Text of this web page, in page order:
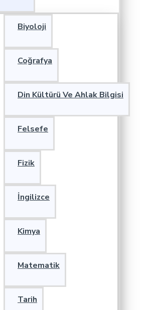
Biyoloji
Coğrafya
Din Kültürü Ve Ahlak Bilgisi
Felsefe
Fizik
İngilizce
Kimya
Matematik
Tarih